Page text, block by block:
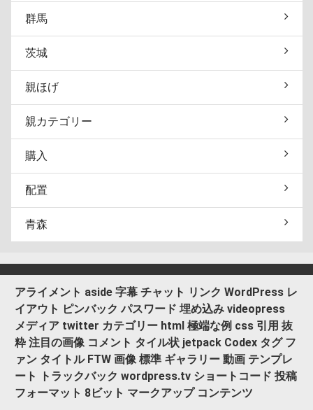
群馬
茨城
親ほげ
親カテゴリー
購入
配置
青森
アライメント aside 字幕 チャット リンク WordPress レ
イアウト ピンバック パスワード 埋め込み videopress
メディア twitter カテゴリー html 極端な例 css 引用 抜
粋 注目の画像 コメント タイル状 jetpack Codex タグ フ
ァン タイトル FTW 画像 標準 ギャラリー 動画 テンプレ
ート
トラックバック wordpress.tv ショートコード 投稿
フォーマット 8ビット マークアップ コンテンツ